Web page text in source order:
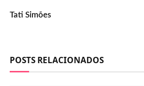
Tati Simões
POSTS RELACIONADOS